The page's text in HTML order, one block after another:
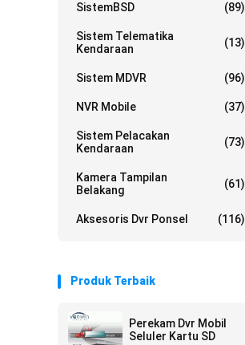
SistemBSD (89)
Sistem Telematika
Kendaraan
(13)
Sistem MDVR (96)
NVR Mobile (37)
Sistem Pelacakan
Kendaraan
(73)
Kamera Tampilan
Belakang
(61)
Aksesoris Dvr Ponsel (116)
Produk Terbaik
Perekam Dvr Mobil
Seluler Kartu SD